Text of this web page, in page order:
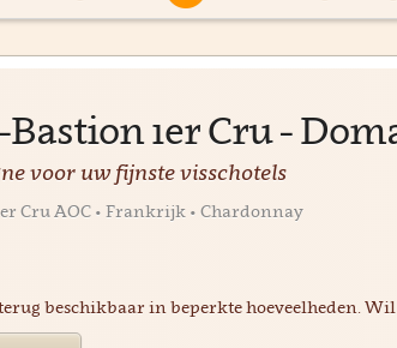
Bastion 1er Cru -
voor uw fijnste visschotels
Cru AOC • Frankrijk • Chardonnay
beschikbaar in beperkte hoeveelheden.